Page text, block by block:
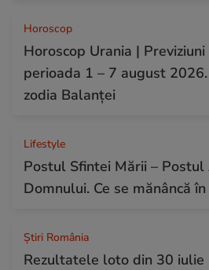
Horoscop
Horoscop Urania |
perioada 1 – 7 august
zodia Balanței
Lifestyle
Postul Sfintei Mării –
Domnului. Ce se mănâncă
Știri România
Rezultatele loto din 30 iulie